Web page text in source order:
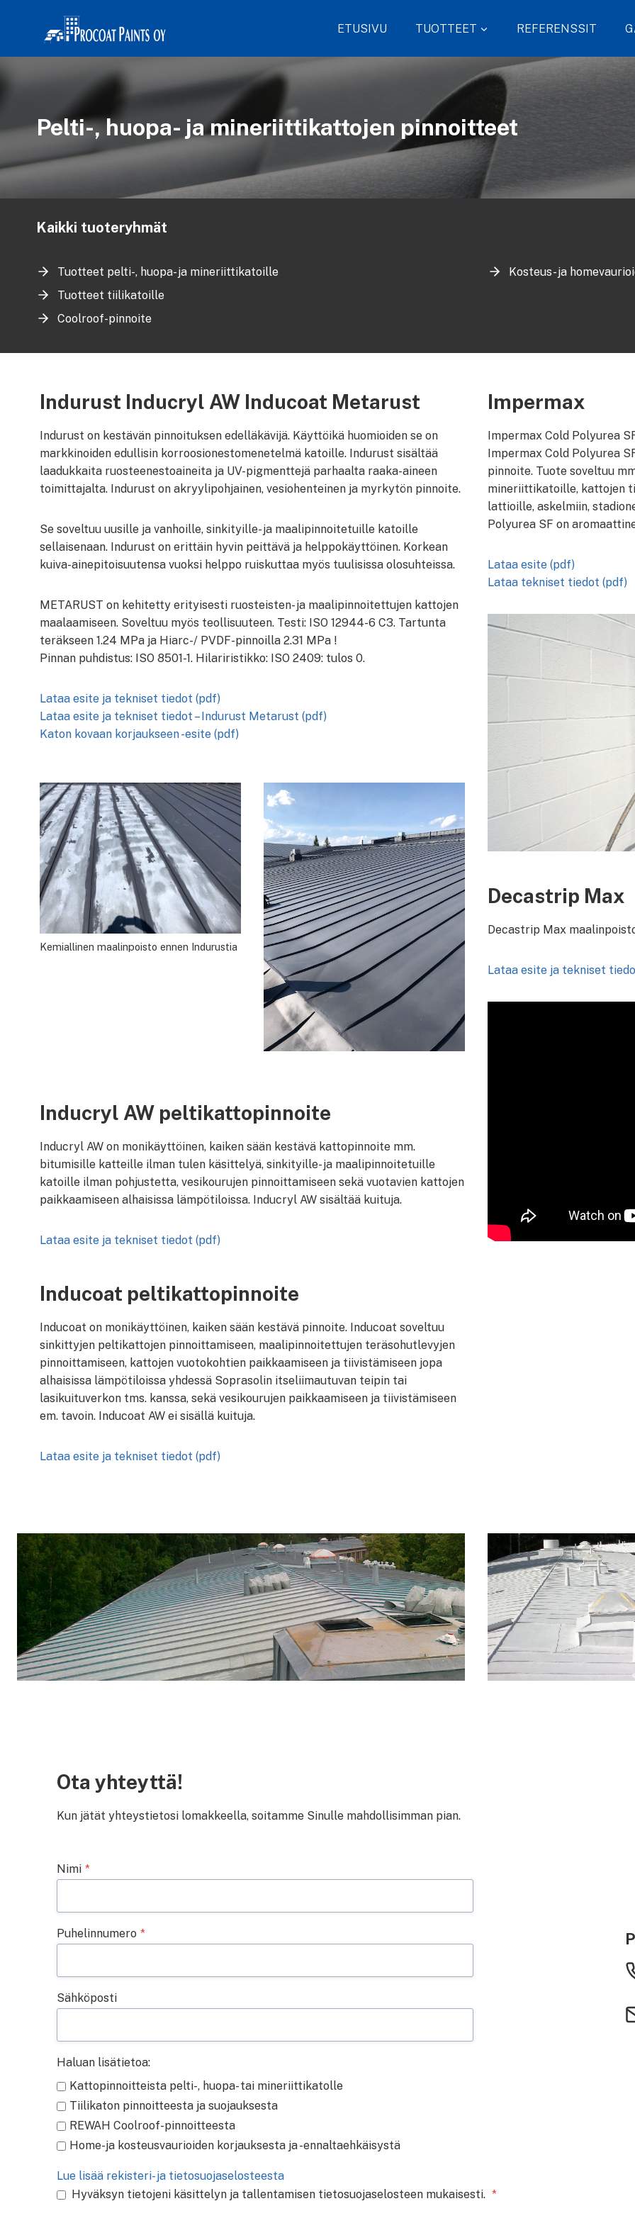
ETUSIVU TUOTTEET REFERENSSIT
Pelti-, huopa- ja mineriittikattojen pinnoitteet
Kaikki tuoteryhmät
Tuotteet pelti-, huopa- ja mineriittikatoille
Tuotteet tiilikatoille
Coolroof-pinnoite
Kosteus- ja
Indurust Inducryl AW Inducoat Metarust
Indurust on kestävän pinnoituksen edelläkävijä. Käyttöikä huomioiden se on
markkinoiden edullisin korroosionestomenetelmä katoille. Indurust sisältää
laadukkaita ruosteenestoaineita ja UV-pigmenttejä parhaalta raaka-aineen
toimittajalta. Indurust on akryylipohjainen, vesiohenteinen ja myrkytön pinnoite.
Se soveltuu uusille ja vanhoille, sinkityille- ja maalipinnoitetuille katoille
sellaisenaan. Indurust on erittäin hyvin peittävä ja helppokäyttöinen. Korkean
kuiva-ainepitoisuutensa vuoksi helppo ruiskuttaa myös tuulisissa olosuhteissa.
METARUST on kehitetty erityisesti ruosteisten- ja maalipinnoitettujen kattojen
maalaamiseen. Soveltuu myös teollisuuteen. Testi: ISO 12944-6 C3. Tartunta
teräkseen 1.24 MPa ja Hiarc-/ PVDF-pinnoilla 2.31 MPa !
Pinnan puhdistus: ISO 8501-1. Hilariristikko: ISO 2409: tulos 0.
Lataa esite ja tekniset tiedot (pdf)
Lataa esite ja tekniset tiedot – Indurust Metarust (pdf)
Katon kovaan korjaukseen -esite (pdf)
Kemiallinen maalinpoisto ennen Indurustia
Inducryl AW peltikattopinnoite
Inducryl AW on monikäyttöinen, kaiken sään kestävä kattopinnoite mm.
bitumisille katteille ilman tulen käsittelyä, sinkityille- ja maalipinnoitetuille
katoille ilman pohjustetta, vesikourujen pinnoittamiseen sekä vuotavien kattojen
paikkaamiseen alhaisissa lämpötiloissa. Inducryl AW sisältää kuituja.
Lataa esite ja tekniset tiedot (pdf)
Inducoat peltikattopinnoite
Inducoat on monikäyttöinen, kaiken sään kestävä pinnoite. Inducoat soveltuu
sinkittyjen peltikattojen pinnoittamiseen, maalipinnoitettujen teräsohutlevyjen
pinnoittamiseen, kattojen vuotokohtien paikkaamiseen ja tiivistämiseen jopa
alhaisissa lämpötiloissa yhdessä Soprasolin itseliimautuvan teipin tai
lasikuituverkon tms. kanssa, sekä vesikourujen paikkaamiseen ja tiivistämiseen
em. tavoin. Inducoat AW ei sisällä kuituja.
Lataa esite ja tekniset tiedot (pdf)
Impermax
Impermax Cold Polyurea
Impermax Cold Polyurea
pinnoite. Tuote soveltuu
mineriittikatoille, kattojen
lattioille, askelmiin,
Polyurea SF on
Lataa esite (pdf)
Lataa tekniset tiedot (pdf)
Decastrip Max
Decastrip Max
Lataa esite ja tekniset
Ota yhteyttä!
Kun jätät yhteystietosi lomakkeella, soitamme Sinulle mahdollisimman pian.
Nimi *
Puhelinnumero *
Sähköposti
Haluan lisätietoa:
Kattopinnoitteista pelti-, huopa- tai mineriittikatolle
Tiilikaton pinnoitteesta ja suojauksesta
REWAH Coolroof-pinnoitteesta
Home-ja kosteusvaurioiden korjauksesta ja -ennaltaehkäisystä
Lue lisää rekisteri- ja tietosuojaselosteesta
Hyväksyn tietojeni käsittelyn ja tallentamisen tietosuojaselosteen mukaisesti. *